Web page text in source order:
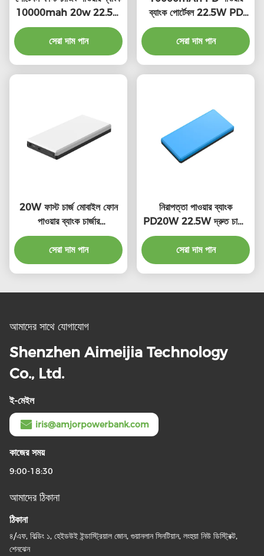
10000mah 20w 22.5w
কমপ্যাক্ট ডিভাইস
সেরা দাম পান
ব্যাংক পোর্টেবল 22.5W PD
ব্যাটারি প্যাক প্রচার উপহার
সেরা দাম পান
20W ফাস্ট চার্জ মোবাইল ফোন
পাওয়ার ব্যাংক চার্জার
10000mah মাল্টি রঙ
সেরা দাম পান
নিরাপত্তা পাওয়ার ব্যাংক
PD20W 22.5W দ্রুত চার্জিং
পোর্টেবল চার্জার
সেরা দাম পান
আমাদের সাথে যোগাযোগ
Shenzhen Aimeijia Technology
Co., Ltd.
ই-মেইল
iris@amjorpowerbank.com
কাজের সময়
9:00-18:30
আমাদের ঠিকানা
ঠিকানা
৪/এফ, বিল্ডিং ১, হেইডউই ইন্ডাস্ট্রিয়াল জোন, গুয়ানলান সিনটিয়ান, লংহুয়া নিউ ডিস্ট্রিক্ট,
শেনঝেন